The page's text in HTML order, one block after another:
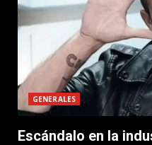
GENERALES
Escándalo en la